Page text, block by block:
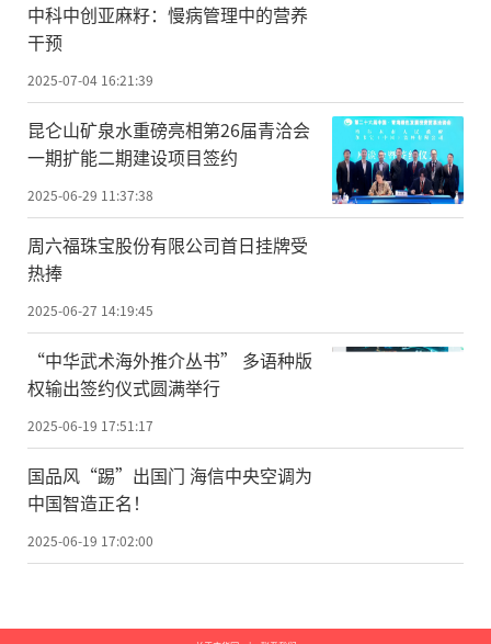
中科中创亚麻籽：慢病管理中的营养
干预
2025-07-04 16:21:39
昆仑山矿泉水重磅亮相第26届青洽会
一期扩能二期建设项目签约
2025-06-29 11:37:38
周六福珠宝股份有限公司首日挂牌受
热捧
2025-06-27 14:19:45
“中华武术海外推介丛书” 多语种版
权输出签约仪式圆满举行
2025-06-19 17:51:17
国品风“踢”出国门 海信中央空调为
中国智造正名！
2025-06-19 17:02:00